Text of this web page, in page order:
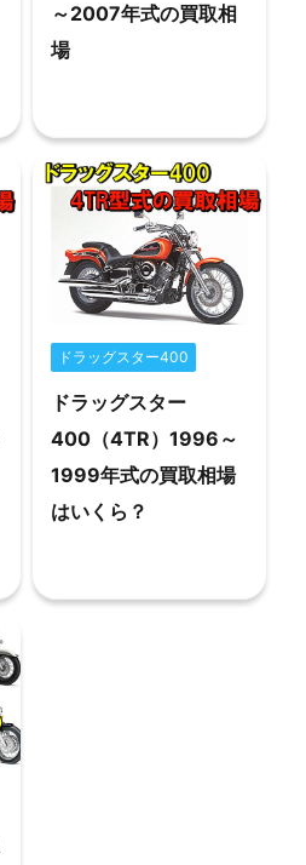
～2007年式の買取相
場
ドラッグスター400
ドラッグスター
400（4TR）1996～
1999年式の買取相場
はいくら？